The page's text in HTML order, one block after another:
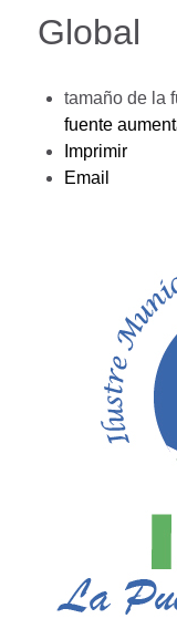
Global
tamaño de la
fuente
Imprimir
Email